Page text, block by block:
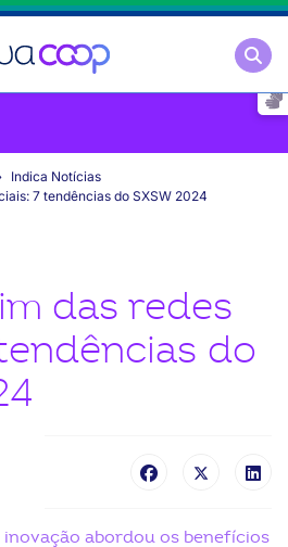
Indica Notícias
7 tendências do SXSW 2024
das redes
do
abordou os benefícios